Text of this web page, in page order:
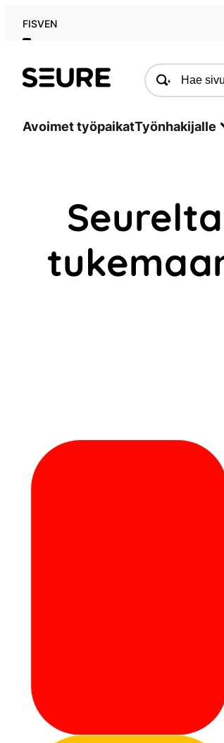
FISVEN
Seure
Avoimet työpaikatTyönhakijalle